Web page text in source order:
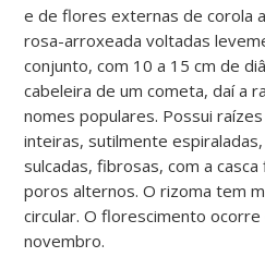
e de flores externas de corola
rosa-arroxeada voltadas
conjunto, com 10 a 15 cm de
cabeleira de um cometa, daí a
nomes populares. Possui
inteiras, sutilmente
sulcadas, fibrosas, com a casca
poros alternos. O rizoma tem
circular. O florescimento
novembro.